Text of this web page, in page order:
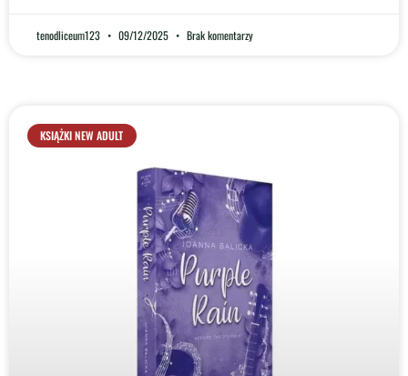
tenodliceum123 09/12/2025 Brak komentarzy
KSIĄŻKI NEW ADULT